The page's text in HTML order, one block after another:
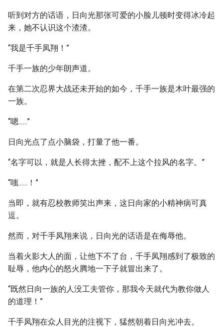
听到对方的话语，日向光那张可爱的小脸儿顿时变得冰冷起
来，她不认识这个渣渣。
“我是千手凤翔！”
千手一族的少年朗声道。
在第二次忍界大战还未开始的如今，千手一族是木叶最强的
一族。
“嗯......”
日向光点了点小脑袋，打量了他一番。
“名字可以，就是人长得太挫，配不上这个拉风的名字。”
“嗤......！”
当即，就有忍校教师笑出声来，这日向家的小精神病可真
逗。
然而，对千手凤翔来说，日向光的话语是在侮辱他。
当着火影大人的面，让他下不了台，千手凤翔感到了极致的
耻辱，他内心的怒火腾地一下子就冒出来了。
“既然日向一族的人没工夫管你，那我今天就代为教你做人
的道理！”
千手凤翔在众人目光的注视下，猛然朝着日向光冲去。